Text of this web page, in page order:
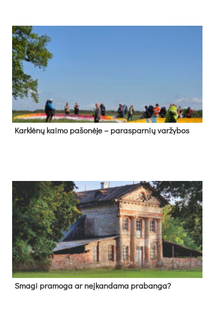
Kark­lė­nų kai­mo pa­šo­nė­je – pa­ras­par­nių var­žy­bos
Sma­gi pra­mo­ga ar neį­kan­da­ma pra­ban­ga?